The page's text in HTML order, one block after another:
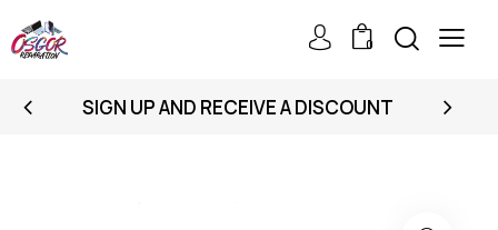
0
SIGN UP AND RECEIVE A DISCOUNT